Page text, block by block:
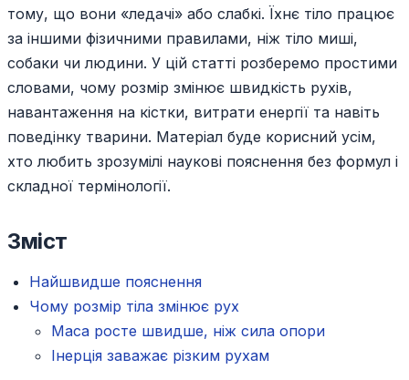
тому, що вони «ледачі» або слабкі. Їхнє тіло працює
за іншими фізичними правилами, ніж тіло миші,
собаки чи людини. У цій статті розберемо простими
словами, чому розмір змінює швидкість рухів,
навантаження на кістки, витрати енергії та навіть
поведінку тварини. Матеріал буде корисний усім,
хто любить зрозумілі наукові пояснення без формул і
складної термінології.
Зміст
Найшвидше пояснення
Чому розмір тіла змінює рух
Маса росте швидше, ніж сила опори
Інерція заважає різким рухам